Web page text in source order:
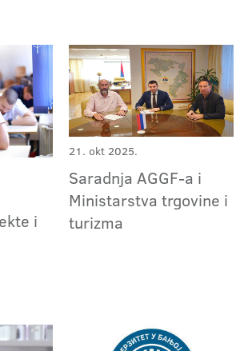
i
21. okt 2025.
Saradnja AGGF-a i
Ministarstva trgovine i
turizma